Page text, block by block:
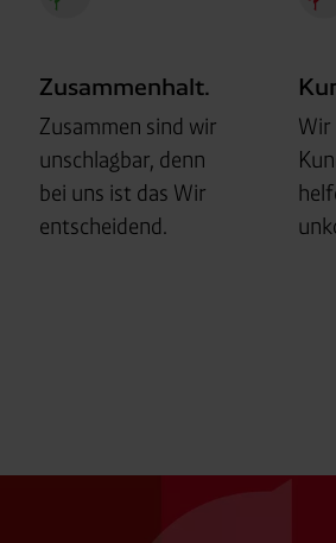
Zusammenhalt.
Zusammen sind wir
unschlagbar, denn
bei uns ist das Wir
entscheidend.
Wir